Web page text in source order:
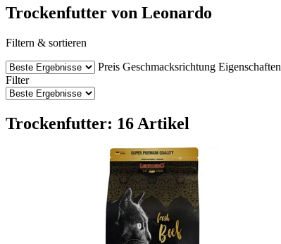
Trockenfutter von Leonardo
Filtern & sortieren
Preis Geschmacksrichtung Eigenschaften
Filter
Trockenfutter: 16 Artikel